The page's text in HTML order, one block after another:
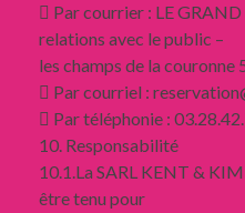
 Par courrier : LE
relations avec le public –
les champs de la
 Par courriel :
 Par téléphonie :
10. Responsabilité
10.1.La SARL KENT &
être tenu pour